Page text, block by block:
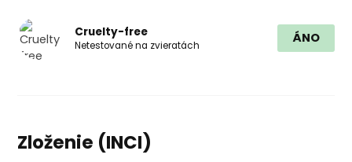
Cruelty-free
Netestované na zvieratách
ÁNO
Zloženie (INCI)